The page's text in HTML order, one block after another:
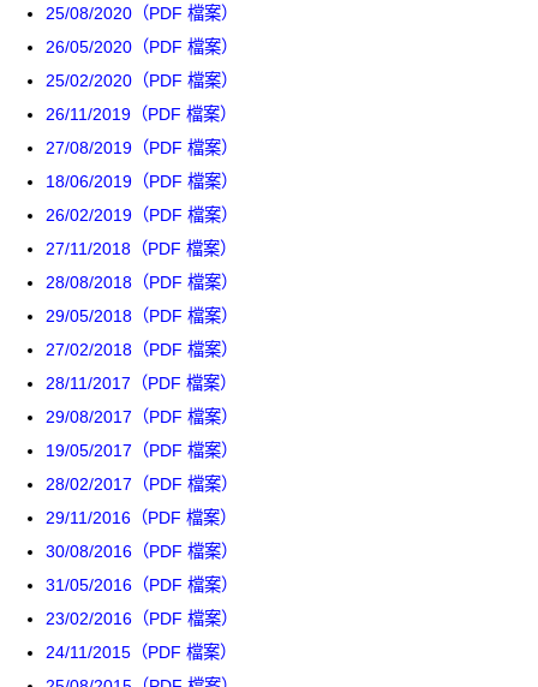
25/08/2020（PDF 檔案）
26/05/2020（PDF 檔案）
25/02/2020（PDF 檔案）
26/11/2019（PDF 檔案）
27/08/2019（PDF 檔案）
18/06/2019（PDF 檔案）
26/02/2019（PDF 檔案）
27/11/2018（PDF 檔案）
28/08/2018（PDF 檔案）
29/05/2018（PDF 檔案）
27/02/2018（PDF 檔案）
28/11/2017（PDF 檔案）
29/08/2017（PDF 檔案）
19/05/2017（PDF 檔案）
28/02/2017（PDF 檔案）
29/11/2016（PDF 檔案）
30/08/2016（PDF 檔案）
31/05/2016（PDF 檔案）
23/02/2016（PDF 檔案）
24/11/2015（PDF 檔案）